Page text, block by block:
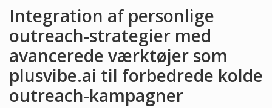
Integration af personlige
outreach-strategier med
avancerede værktøjer som
plusvibe.ai til forbedrede kolde
outreach-kampagner